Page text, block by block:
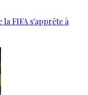
FIFA s'apprête à